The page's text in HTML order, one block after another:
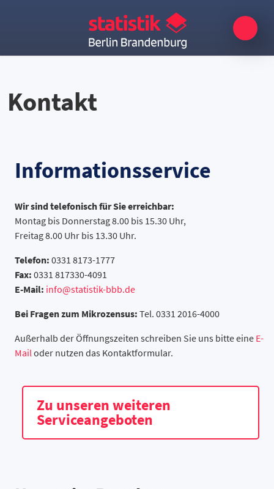
Kontakt
Informationsservice
Wir sind telefonisch für Sieerreichbar:
Montag bis Donnerstag 8.00 bis 15.30 Uhr,
Freitag 8.00 Uhr bis 13.30 Uhr.
Telefon: 0331 8173-1777
Fax: 0331 817330-4091
E-Mail: info@statistik-bbb.de
Bei Fragen zum Mikrozensus: Tel. 0331 2016-4000
Außerhalb der Öffnungszeiten schreiben Sie uns bitte eine E-
Mailoder nutzen das Kontaktformular.
Zu unseren weiteren
Serviceangeboten